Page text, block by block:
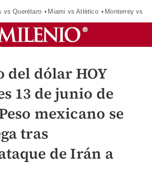
vs Querétaro Miami vs Atlético Monterrey vs
del dólar HOY
13 de junio de
mexicano se
tras
de Irán a